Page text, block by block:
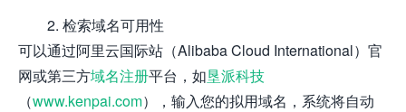
2. 检索域名可用性
可以通过阿里云国际站（Alibaba Cloud International）官
网或第三方域名注册平台，如垦派科技
（www.kenpai.com），输入您的拟用域名，系统将自动